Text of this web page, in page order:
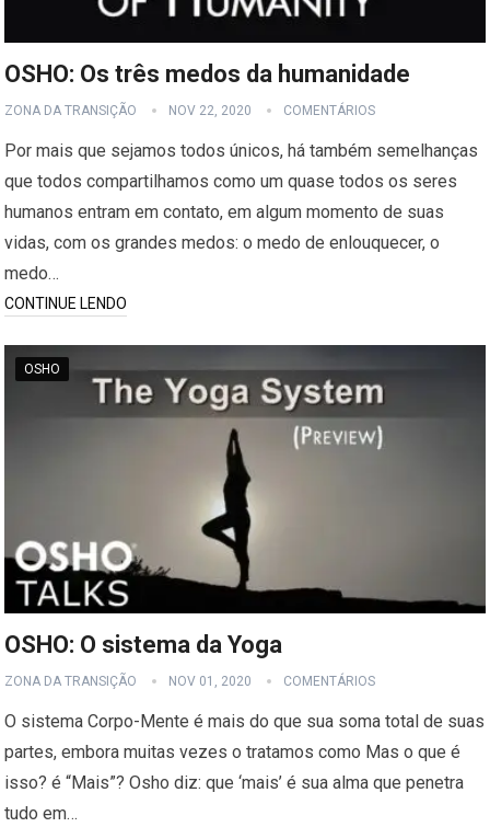
OSHO: Os três medos da humanidade
ZONA DA TRANSIÇÃO NOV 22, 2020 COMENTÁRIOS
Por mais que sejamos todos únicos, há também semelhanças
que todos compartilhamos como um quase todos os seres
humanos entram em contato, em algum momento de suas
vidas, com os grandes medos: o medo de enlouquecer, o
medo…
CONTINUE LENDO
OSHO
OSHO: O sistema da Yoga
ZONA DA TRANSIÇÃO NOV 01, 2020 COMENTÁRIOS
O sistema Corpo-Mente é mais do que sua soma total de suas
partes, embora muitas vezes o tratamos como Mas o que é
isso? é “Mais”? Osho diz: que ‘mais’ é sua alma que penetra
tudo em…